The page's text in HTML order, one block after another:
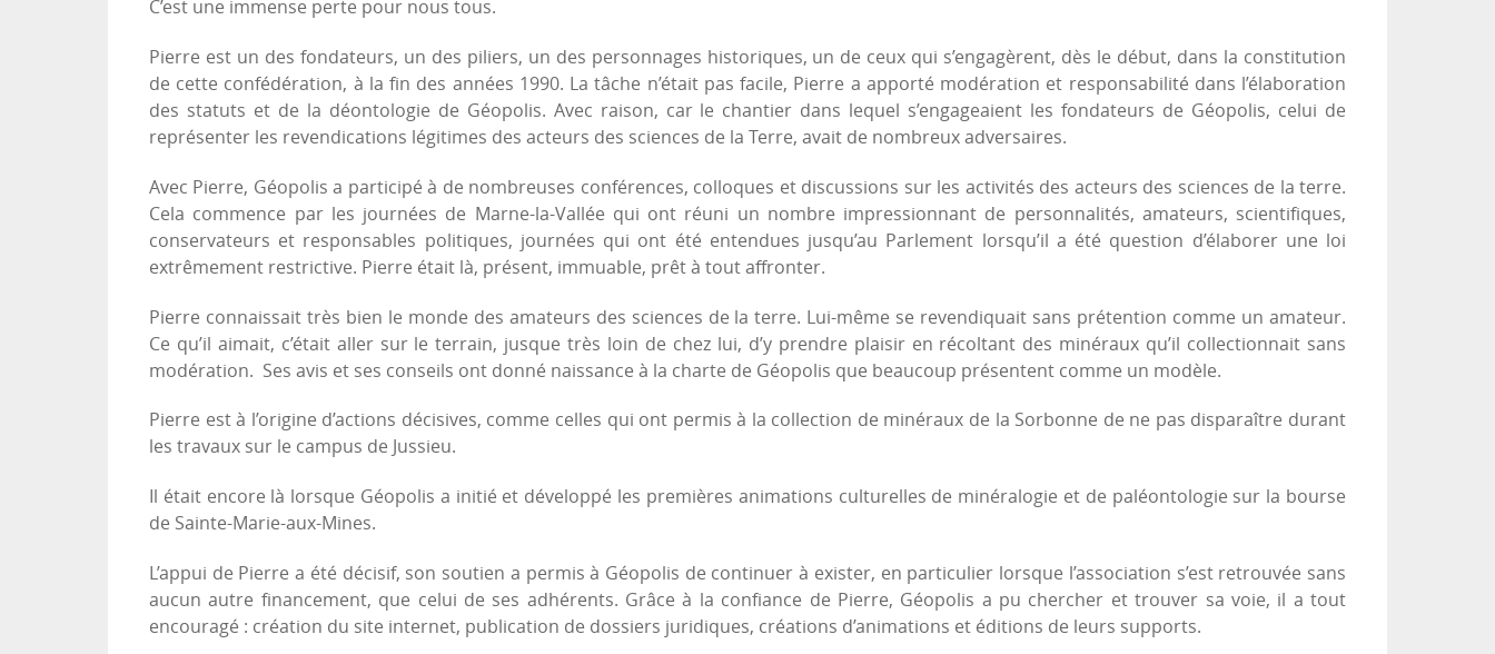
C’est une immense perte pour nous tous.
Pierre est un des fondateurs, un des piliers, un des personnages historiques, un de ceux qui s’engagèrent, dès le début, dans la constitution
de cette confédération, à la fin des années 1990. La tâche n’était pas facile, Pierre a apporté modération et responsabilité dans l’élaboration
des statuts et de la déontologie de Géopolis. Avec raison, car le chantier dans lequel s’engageaient les fondateurs de Géopolis, celui de
représenter les revendications légitimes des acteurs des sciences de la Terre, avait de nombreux adversaires.
Avec Pierre, Géopolis a participé à de nombreuses conférences, colloques et discussions sur les activités des acteurs des sciences de la terre.
Cela commence par les journées de Marne-la-Vallée qui ont réuni un nombre impressionnant de personnalités, amateurs, scientifiques,
conservateurs et responsables politiques, journées qui ont été entendues jusqu’au Parlement lorsqu’il a été question d’élaborer une loi
extrêmement restrictive. Pierre était là, présent, immuable, prêt à tout affronter.
Pierre connaissait très bien le monde des amateurs des sciences de la terre. Lui-même se revendiquait sans prétention comme un amateur.
Ce qu’il aimait, c’était aller sur le terrain, jusque très loin de chez lui, d’y prendre plaisir en récoltant des minéraux qu’il collectionnait sans
modération. Ses avis et ses conseils ont donné naissance à la charte de Géopolis que beaucoup présentent comme un modèle.
Pierre est à l’origine d’actions décisives, comme celles qui ont permis à la collection de minéraux de la Sorbonne de ne pas disparaître durant
les travaux sur le campus de Jussieu.
Il était encore là lorsque Géopolis a initié et développé les premières animations culturelles de minéralogie et de paléontologie sur la bourse
de Sainte-Marie-aux-Mines.
L’appui de Pierre a été décisif, son soutien a permis à Géopolis de continuer à exister, en particulier lorsque l’association s’est retrouvée sans
aucun autre financement, que celui de ses adhérents. Grâce à la confiance de Pierre, Géopolis a pu chercher et trouver sa voie, il a tout
encouragé : création du site internet, publication de dossiers juridiques, créations d’animations et éditions de leurs supports.